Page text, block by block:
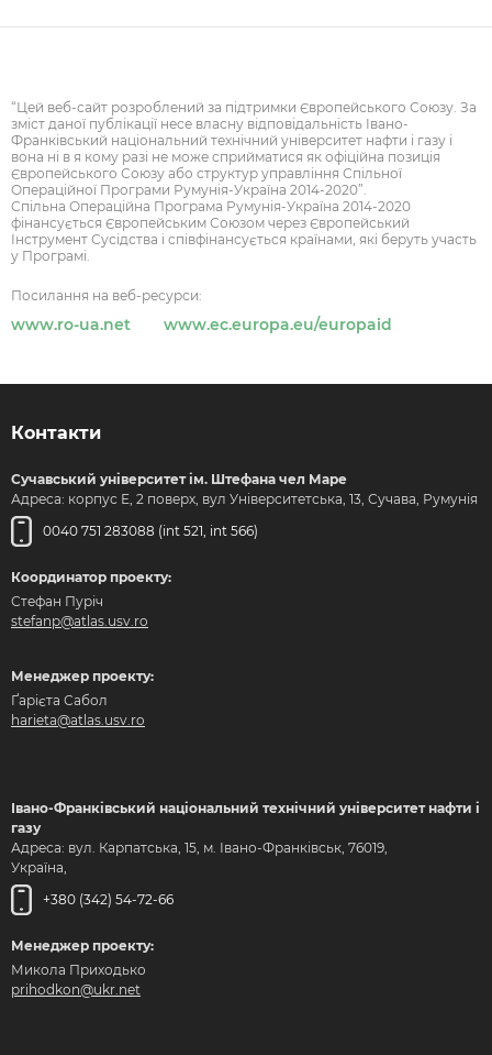
“Цей веб-сайт розроблений за підтримки Європейського Союзу. За
зміст даної публікації несе власну відповідальність Івано-
Франківський національний технічний університет нафти і газу і
вона ні в я кому разі не може сприйматися як офіційна позиція
Європейського Союзу або структур управління Спільної
Операційної Програми Румунія-Україна 2014-2020”.
Спільна Операційна Програма Румунія-Україна 2014-2020
фінансується Європейським Союзом через Європейський
Інструмент Сусідства і співфінансується країнами, які беруть участь
у Програмі.
Посилання на веб-ресурси:
www.ro-ua.net www.ec.europa.eu/europaid
Контакти
Сучавський університет ім. Штефана чел Маре
Адреса: корпус Е, 2 поверх, вул Університетська, 13, Сучава, Румунія
0040 751 283088 (int 521, int 566)
Координатор проекту:
Стефан Пуріч
stefanp@atlas.usv.ro
Менеджер проекту:
Ґарієта Сабол
harieta@atlas.usv.ro
Івано-Франківський національний технічний університет нафти і
газу
Адреса: вул. Карпатська, 15, м. Івано-Франківськ, 76019,
Україна,
+380 (342) 54-72-66
Менеджер проекту:
Микола Приходько
prihodkon@ukr.net